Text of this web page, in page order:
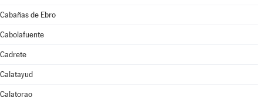
Cabañas de Ebro
Cabolafuente
Cadrete
Calatayud
Calatorao